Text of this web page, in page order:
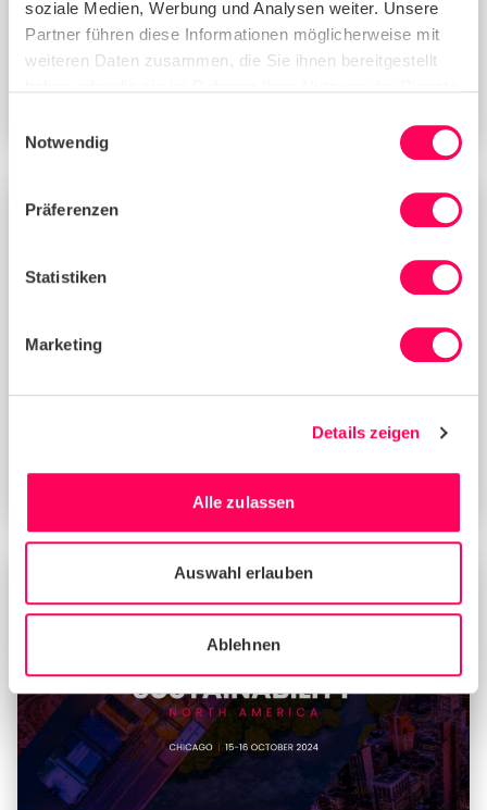
soziale Medien, Werbung und Analysen weiter. Unsere
Partner führen diese Informationen möglicherweise mit
weiteren Daten zusammen, die Sie ihnen bereitgestellt
Notwendig
Präferenzen
Statistiken
Marketing
Details zeigen
Alle zulassen
Auswahl erlauben
Ablehnen
Sedex führt
Nachhaltigkeitsberatungsdienste ein
NACHRICHTEN